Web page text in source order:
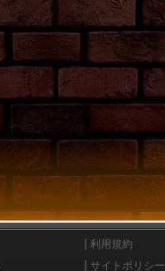
利用規約
サイトポリシー